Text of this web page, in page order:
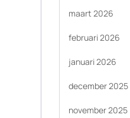
maart 2026
februari 2026
januari 2026
december 2025
november 2025